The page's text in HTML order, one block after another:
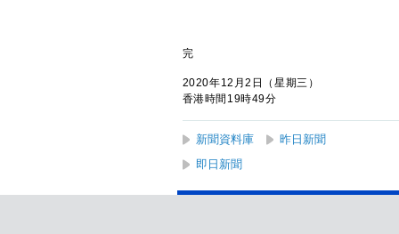
完
2020年12月2日（星期三）
香港時間19時49分
新聞資料庫 昨日新聞
即日新聞